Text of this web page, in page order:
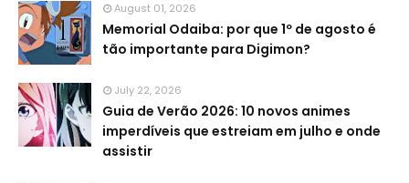
August 01, 2026
Memorial Odaiba: por que 1º de agosto é
tão importante para Digimon?
July 22, 2026
Guia de Verão 2026: 10 novos animes
imperdíveis que estreiam em julho e onde
assistir